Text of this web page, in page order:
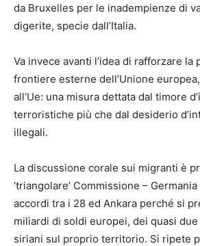
da Bruxelles per le inadempienze di
digerite, specie dall’Italia.
Va invece avanti l’idea di rafforzare la
frontiere esterne dell’Unione
all’Ue: una misura dettata dal timore
terroristiche più che dal desiderio
illegali.
La discussione corale sui migranti è
‘triangolare’ Commissione –
accordi tra i 28 ed Ankara perché si
miliardi di soldi europei, dei quasi
siriani sul proprio territorio. Si ripete